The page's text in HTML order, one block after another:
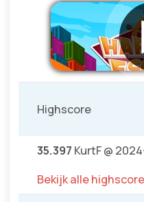
Highscore
35.397 KurtF @
Bekijk alle